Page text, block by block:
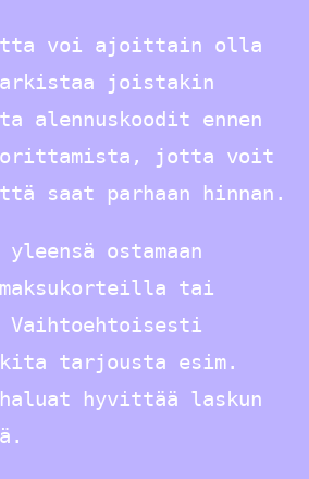
voi ajoittain olla
joistakin
alennuskoodit ennen
jotta voit
saat parhaan hinnan.
yleensä ostamaan
tai
Vaihtoehtoisesti
tarjousta esim.
hyvittää laskun